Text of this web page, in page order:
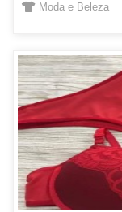
Moda e Beleza